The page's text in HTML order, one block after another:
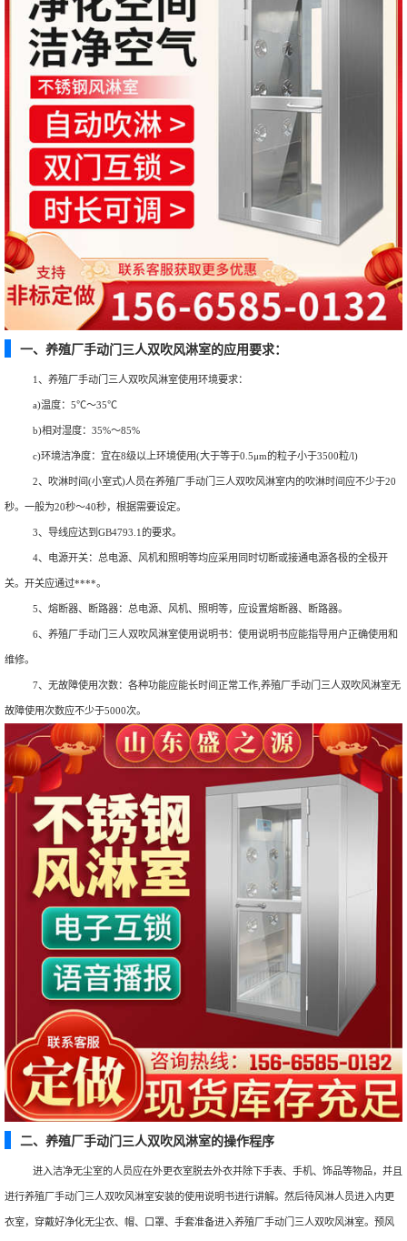
一、养殖厂手动门三人双吹风淋室的应用要求：
1、养殖厂手动门三人双吹风淋室使用环境要求：
a)温度：5℃～35℃
b)相对湿度：35%～85%
c)环境洁净度：宜在8级以上环境使用(大于等于0.5μm的粒子小于3500粒/l)
2、吹淋时间(小室式)人员在养殖厂手动门三人双吹风淋室内的吹淋时间应不少于20
秒。一般为20秒～40秒，根据需要设定。
3、导线应达到GB4793.1的要求。
4、电源开关：总电源、风机和照明等均应采用同时切断或接通电源各极的全极开
关。开关应通过****。
5、熔断器、断路器：总电源、风机、照明等，应设置熔断器、断路器。
6、养殖厂手动门三人双吹风淋室使用说明书：使用说明书应能指导用户正确使用和
维修。
7、无故障使用次数：各种功能应能长时间正常工作,养殖厂手动门三人双吹风淋室无
故障使用次数应不少于5000次。
二、养殖厂手动门三人双吹风淋室的操作程序
进入洁净无尘室的人员应在外更衣室脱去外衣并除下手表、手机、饰品等物品，并且
进行养殖厂手动门三人双吹风淋室安装的使用说明书进行讲解。然后待风淋人员进入内更
衣室，穿戴好净化无尘衣、帽、口罩、手套准备进入养殖厂手动门三人双吹风淋室。预风